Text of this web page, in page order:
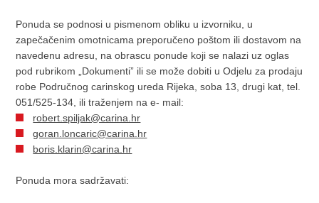
Ponuda se podnosi u pismenom obliku u izvorniku, u
zapečačenim omotnicama preporučeno poštom ili dostavom na
navedenu adresu, na obrascu ponude koji se nalazi uz oglas
pod rubrikom „Dokumenti” ili se može dobiti u Odjelu za prodaju
robe Područnog carinskog ureda Rijeka, soba 13, drugi kat, tel.
051/525-134, ili traženjem na e- mail:
robert.spiljak@carina.hr
goran.loncaric@carina.hr
boris.klarin@carina.hr
Ponuda mora sadržavati: